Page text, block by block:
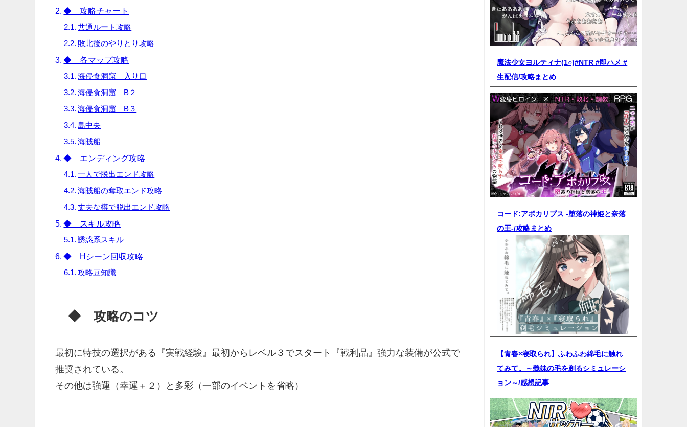
◆ 攻略チャート
共通ルート攻略
敗北後のやりとり攻略
◆ 各マップ攻略
海侵食洞窟 入り口
海侵食洞窟 B２
海侵食洞窟 B３
島中央
海賊船
◆ エンディング攻略
一人で脱出エンド攻略
海賊船の奪取エンド攻略
丈夫な樽で脱出エンド攻略
◆ スキル攻略
誘惑系スキル
◆ Hシーン回収攻略
攻略豆知識
◆ 攻略のコツ
最初に特技の選択がある『実戦経験』最初からレベル３でスタート『戦利品』強力な装備が公式で
推奨されている。
その他は強運（幸運＋２）と多彩（一部のイベントを省略）
魔法少女ヨルティナ(1○)#NTR #即ハメ #
生配信/攻略まとめ
コード:アポカリプス -堕落の神姫と奈落
の王-/攻略まとめ
【青春×寝取られ】ふわふわ綿毛に触れ
てみて。～義妹の毛を剃るシミュレーシ
ョン～/感想記事